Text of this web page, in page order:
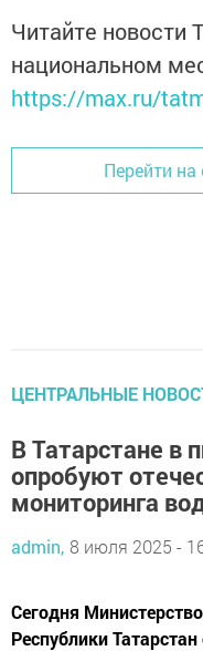
Читайте новости
национальном
https://max.ru/
Перейти на
ЦЕНТРАЛЬНЫЕ
В Татарстане в
опробуют
мониторинга
admin, 8 июля 2025 -
Сегодня
Республики